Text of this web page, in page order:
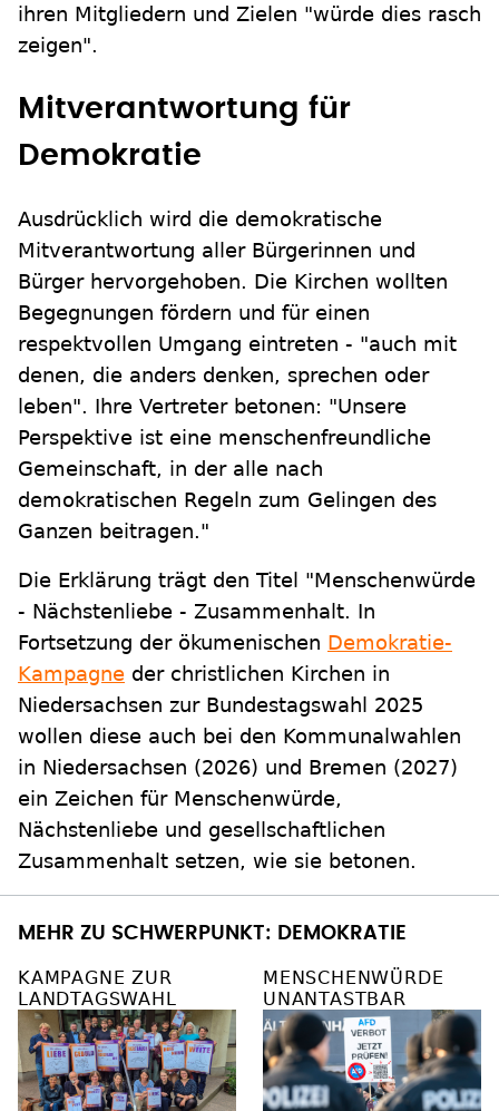
ihren Mitgliedern und Zielen "würde dies rasch
zeigen".
Mitverantwortung für
Demokratie
Ausdrücklich wird die demokratische
Mitverantwortung aller Bürgerinnen und
Bürger hervorgehoben. Die Kirchen wollten
Begegnungen fördern und für einen
respektvollen Umgang eintreten - "auch mit
denen, die anders denken, sprechen oder
leben". Ihre Vertreter betonen: "Unsere
Perspektive ist eine menschenfreundliche
Gemeinschaft, in der alle nach
demokratischen Regeln zum Gelingen des
Ganzen beitragen."
Die Erklärung trägt den Titel "Menschenwürde
- Nächstenliebe - Zusammenhalt. In
Fortsetzung der ökumenischen Demokratie-
Kampagne der christlichen Kirchen in
Niedersachsen zur Bundestagswahl 2025
wollen diese auch bei den Kommunalwahlen
in Niedersachsen (2026) und Bremen (2027)
ein Zeichen für Menschenwürde,
Nächstenliebe und gesellschaftlichen
Zusammenhalt setzen, wie sie betonen.
MEHR ZU SCHWERPUNKT: DEMOKRATIE
KAMPAGNE ZUR
LANDTAGSWAHL
MENSCHENWÜRDE
UNANTASTBAR